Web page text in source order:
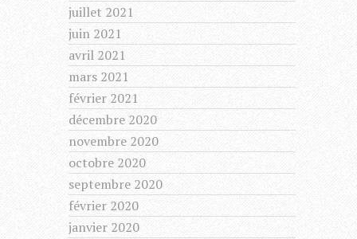
juillet 2021
juin 2021
avril 2021
mars 2021
février 2021
décembre 2020
novembre 2020
octobre 2020
septembre 2020
février 2020
janvier 2020